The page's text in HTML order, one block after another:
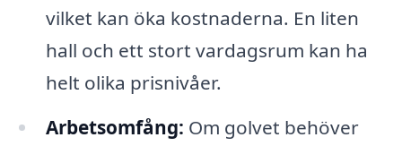
vilket kan öka kostnaderna. En liten
hall och ett stort vardagsrum kan ha
helt olika prisnivåer.
Arbetsomfång: Om golvet behöver